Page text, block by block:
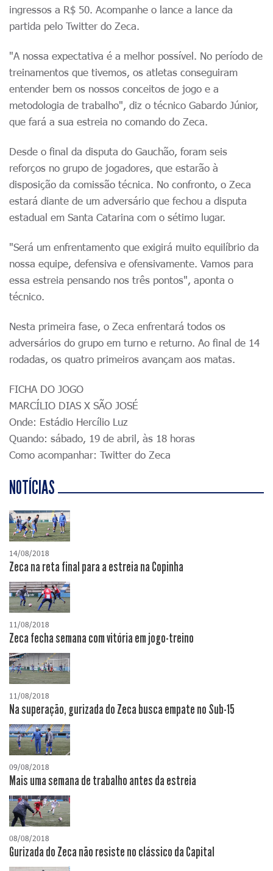
ingressos a R$ 50. Acompanhe o lance a lance da
partida pelo Twitter do Zeca.
"A nossa expectativa é a melhor possível. No período de
treinamentos que tivemos, os atletas conseguiram
entender bem os nossos conceitos de jogo e a
metodologia de trabalho", diz o técnico Gabardo Júnior,
que fará a sua estreia no comando do Zeca.
Desde o final da disputa do Gauchão, foram seis
reforços no grupo de jogadores, que estarão à
disposição da comissão técnica. No confronto, o Zeca
estará diante de um adversário que fechou a disputa
estadual em Santa Catarina com o sétimo lugar.
"Será um enfrentamento que exigirá muito equilíbrio da
nossa equipe, defensiva e ofensivamente. Vamos para
essa estreia pensando nos três pontos", aponta o
técnico.
Nesta primeira fase, o Zeca enfrentará todos os
adversários do grupo em turno e returno. Ao final de 14
rodadas, os quatro primeiros avançam aos matas.
FICHA DO JOGO
MARCÍLIO DIAS X SÃO JOSÉ
Onde: Estádio Hercílio Luz
Quando: sábado, 19 de abril, às 18 horas
Como acompanhar: Twitter do Zeca
NOTÍCIAS
14/08/2018
Zeca na reta final para a estreia na Copinha
11/08/2018
Zeca fecha semana com vitória em jogo-treino
11/08/2018
Na superação, gurizada do Zeca busca empate no Sub-15
09/08/2018
Mais uma semana de trabalho antes da estreia
08/08/2018
Gurizada do Zeca não resiste no clássico da Capital